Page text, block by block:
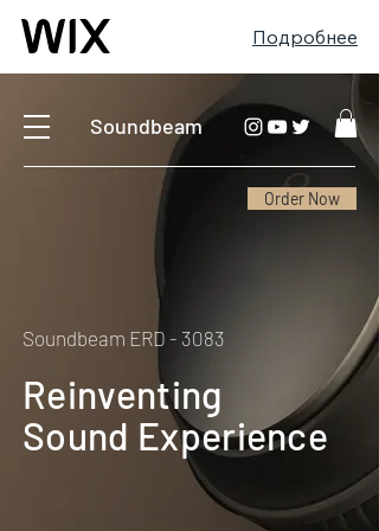
Подробнее